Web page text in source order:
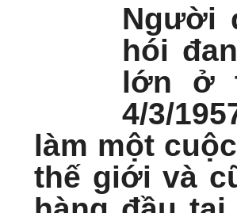
Người
hói
lớn ở
4/3/
làm một
thế giới và